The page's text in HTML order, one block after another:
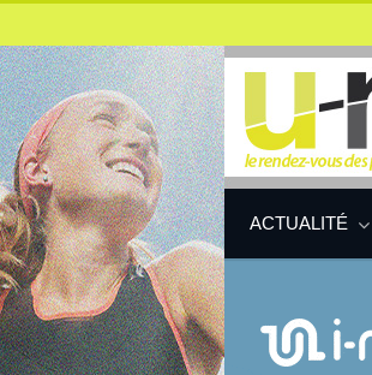
ACTUALITÉ